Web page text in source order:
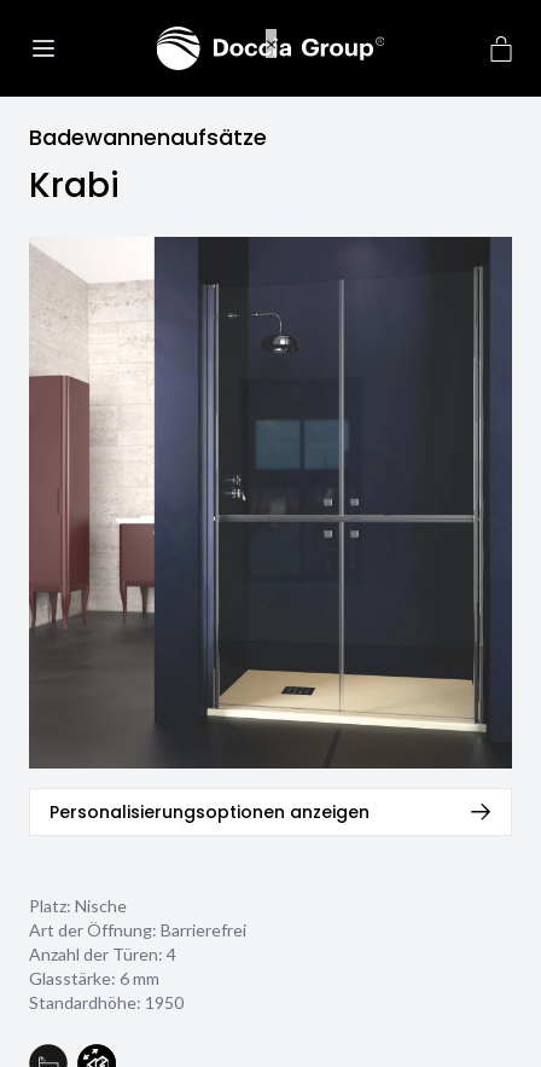
Badewannenaufsätze
Krabi
Personalisierungsoptionen anzeigen
Platz: Nische
Art der Öffnung: Barrierefrei
Anzahl der Türen: 4
Glasstärke: 6 mm
Standardhöhe: 1950